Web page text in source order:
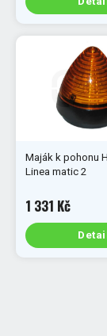
Maják k pohonu
Linea matic 2
1 331 Kč
Detail